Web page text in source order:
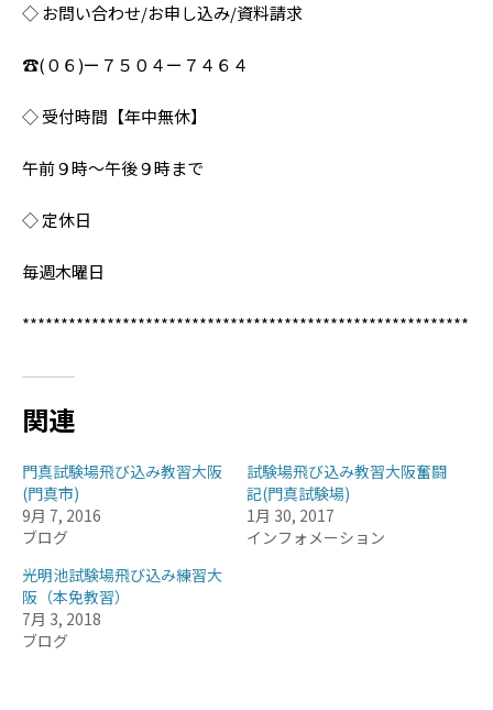
◇ お問い合わせ/お申し込み/資料請求
☎︎(０６)ー７５０４ー７４６４
◇ 受付時間【年中無休】
午前９時〜午後９時まで
◇ 定休日
毎週木曜日
**********************************************************
関連
門真試験場飛び込み教習大阪
(門真市)
9月 7, 2016
ブログ
試験場飛び込み教習大阪奮闘
記(門真試験場)
1月 30, 2017
インフォメーション
光明池試験場飛び込み練習大
阪（本免教習）
7月 3, 2018
ブログ